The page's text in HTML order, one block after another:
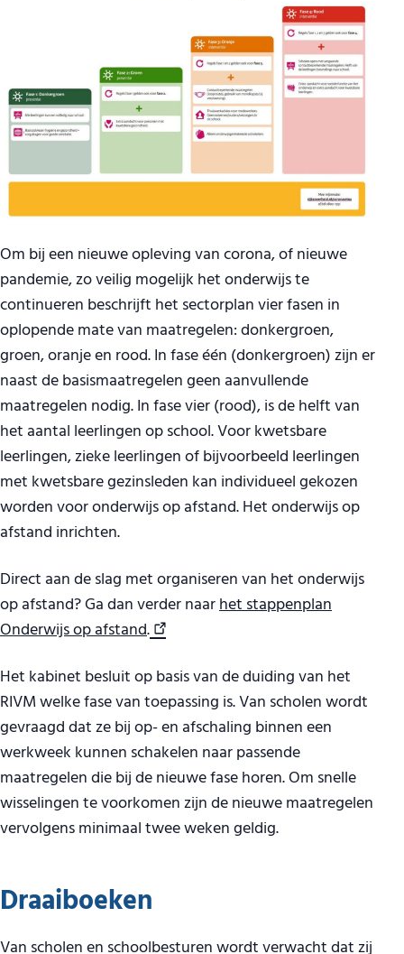
Om bij een nieuwe opleving van corona, of nieuwe
pandemie, zo veilig mogelijk het onderwijs te
continueren beschrijft het sectorplan vier fasen in
oplopende mate van maatregelen: donkergroen,
groen, oranje en rood. In fase één (donkergroen) zijn er
naast de basismaatregelen geen aanvullende
maatregelen nodig. In fase vier (rood), is de helft van
het aantal leerlingen op school. Voor kwetsbare
leerlingen, zieke leerlingen of bijvoorbeeld leerlingen
met kwetsbare gezinsleden kan individueel gekozen
worden voor onderwijs op afstand. Het onderwijs op
afstand inrichten.
Direct aan de slag met organiseren van het onderwijs
op afstand? Ga dan verder naarhet stappenplan
Onderwijs op afstand.
Het kabinet besluit op basis van de duiding van het
RIVM welke fase van toepassing is. Van scholen wordt
gevraagd dat ze bij op- en afschaling binnen een
werkweek kunnen schakelen naar passende
maatregelen die bij de nieuwe fase horen. Om snelle
wisselingen te voorkomen zijn de nieuwe maatregelen
vervolgens minimaal twee weken geldig.
Draaiboeken
Van scholen en schoolbesturen wordt verwacht dat zij